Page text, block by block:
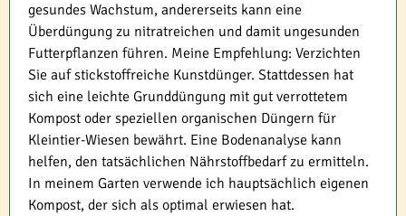
gesundes Wachstum, andererseits kann eine
Überdüngung zu nitratreichen und damit ungesunden
Futterpflanzen führen. Meine Empfehlung: Verzichten
Sie auf stickstoffreiche Kunstdünger. Stattdessen hat
sich eine leichte Grunddüngung mit gut verrottetem
Kompost oder speziellen organischen Düngern für
Kleintier-Wiesen bewährt. Eine Bodenanalyse kann
helfen, den tatsächlichen Nährstoffbedarf zu ermitteln.
In meinem Garten verwende ich hauptsächlich eigenen
Kompost, der sich als optimal erwiesen hat.